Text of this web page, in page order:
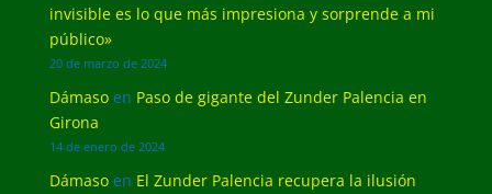
invisible es lo que más impresiona y sorprende a mi
público»
20 de marzo de 2024
Dámasoen Paso de gigante del Zunder Palencia en
Girona
14 de enero de 2024
Dámasoen El Zunder Palencia recupera la ilusión